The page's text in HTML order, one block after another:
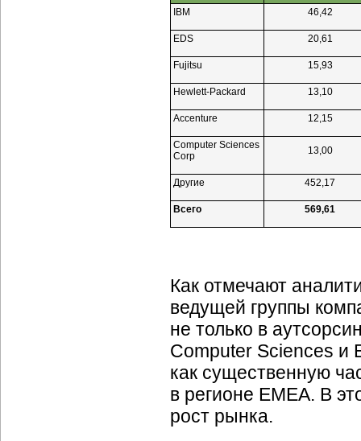
IBM 46,42
EDS 20,61
Fujitsu 15,93
Hewlett-Packard 13,10
Accenture 12,15
Computer Sciences
Corp
13,00
Другие 452,17
Всего 569,61
Как отмечают
ведущей группы
не только в
Computer Sciences и
как существенную
в регионе EMEA. В
рост рынка.